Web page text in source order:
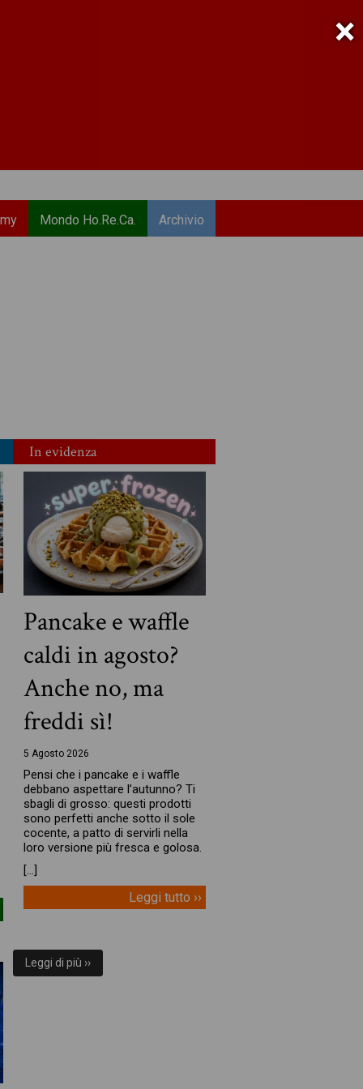
×
Mondo Ho.Re.Ca. Archivio
In evidenza
Pancake e waffle
caldi in agosto?
Anche no, ma
freddi sì!
5 Agosto 2026
Pensi che i pancake e i waffle
debbano aspettare l’autunno? Ti
sbagli di grosso: questi prodotti
sono perfetti anche sotto il sole
cocente, a patto di servirli nella
loro versione più fresca e golosa.
[…]
Leggi tutto ››
Leggi di più ››